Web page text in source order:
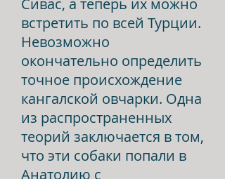
Сивас, а теперь их можно
встретить по всей Турции.
Невозможно
окончательно определить
точное происхождение
кангалской овчарки. Одна
из распространенных
теорий заключается в том,
что эти собаки попали в
Анатолию с